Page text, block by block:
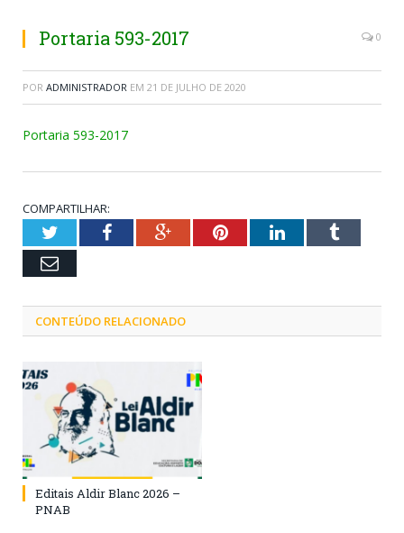
Portaria 593-2017 0
POR ADMINISTRADOR EM 21 DE JULHO DE 2020
Portaria 593-2017
COMPARTILHAR:
TwitterFacebookGoogle+PinterestLinkedInTumblr
Email
CONTEÚDO RELACIONADO
Editais Aldir Blanc 2026 –
PNAB